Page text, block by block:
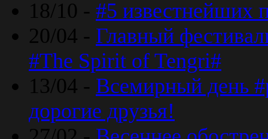
18/10 - #5 известнейших
20/04 - Главный
#The Spirit of Tengri#
13/04 - Всемирный день
дорогие друзья!